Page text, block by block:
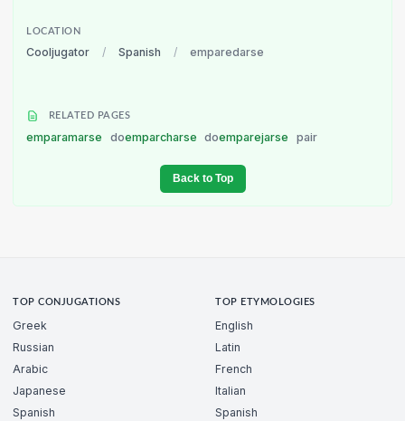
LOCATION
Cooljugator / Spanish / emparedarse
RELATED PAGES
emparamarse doemparcharse doemparejarse pair
Back to Top
TOP CONJUGATIONS
Greek
Russian
Arabic
Japanese
Spanish
TOP ETYMOLOGIES
English
Latin
French
Italian
Spanish